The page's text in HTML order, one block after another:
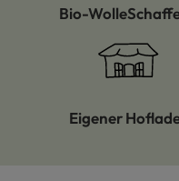
Bio-Wolle
Eigener